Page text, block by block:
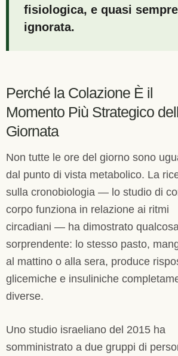
fisiologica, e quasi sempre
ignorata.
Perché la Colazione È il
Momento Più Strategico
Giornata
Non tutte le ore del giorno sono
dal punto di vista metabolico. La
sulla cronobiologia — lo studio di
corpo funziona in relazione ai ritmi
circadiani — ha dimostrato
sorprendente: lo stesso pasto,
al mattino o alla sera, produce
glicemiche e insuliniche
diverse.
Uno studio israeliano del 2015 ha
somministrato a due gruppi di